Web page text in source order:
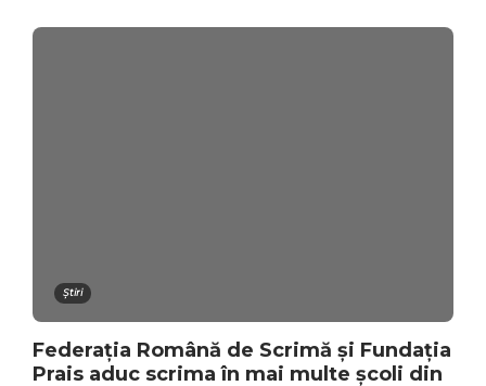
Știri
Federația Română de Scrimă și Fundația
Prais aduc scrima în mai multe școli din